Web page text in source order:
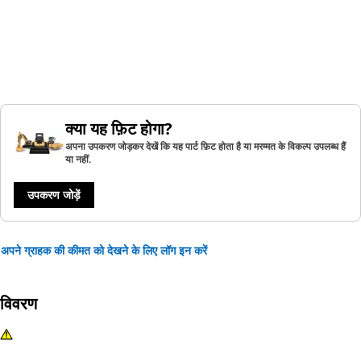
क्या यह फ़िट होगा?
अपना उपकरण जोड़कर देखें कि यह पार्ट फ़िट होता है या मरम्मत के विकल्प उपलब्ध हैं
या नहीं.
उपकरण जोड़ें
अपने ग्राहक की कीमत को देखने के लिए लॉग इन करें
विवरण